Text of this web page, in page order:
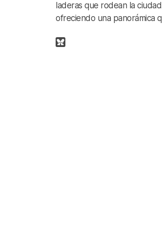
laderas que rodean la
ofreciendo una panorámica